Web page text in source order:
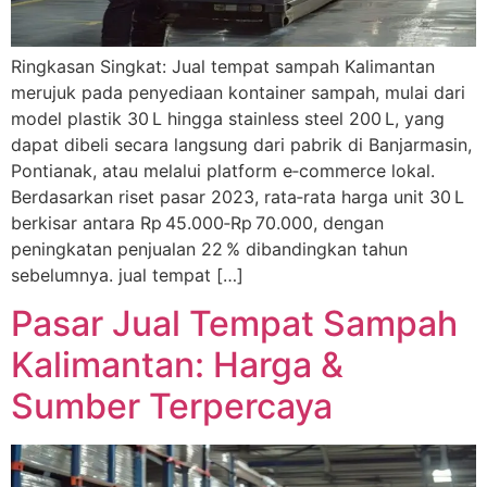
Ringkasan Singkat: Jual tempat sampah Kalimantan
merujuk pada penyediaan kontainer sampah, mulai dari
model plastik 30 L hingga stainless steel 200 L, yang
dapat dibeli secara langsung dari pabrik di Banjarmasin,
Pontianak, atau melalui platform e‑commerce lokal.
Berdasarkan riset pasar 2023, rata‑rata harga unit 30 L
berkisar antara Rp 45.000‑Rp 70.000, dengan
peningkatan penjualan 22 % dibandingkan tahun
sebelumnya. jual tempat […]
Pasar Jual Tempat Sampah
Kalimantan: Harga &
Sumber Terpercaya